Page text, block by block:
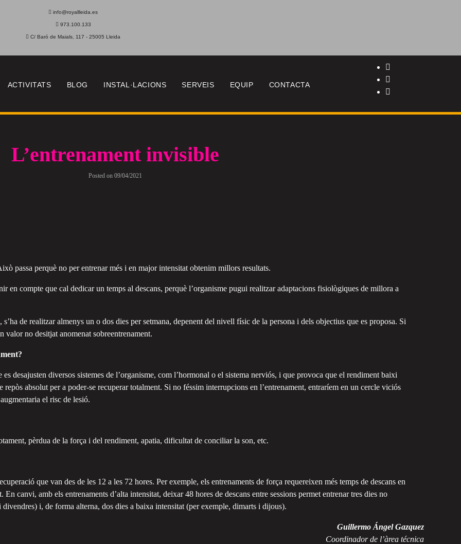
info@royallleida.es
973.100.133
C/ Baró de Maials, 117 - 25005 Lleida
ACTIVITATS BLOG INSTAL·LACIONS SERVEIS EQUIP CONTACTA
L’entrenament invisible
Posted on 09/04/2021
passa perquè no per entrenar més i en major intensitat obtenim millors resultats.
en compte que cal dedicar un temps al descans, perquè l’organisme pugui realitzar adaptacions fisiològiques de millora a
de realitzar almenys un o dos dies per setmana, depenent del nivell físic de la persona i dels objectius que es proposa. Si
valor no desitjat anomenat sobreentrenament.
desajusten diversos sistemes de l’organisme, com l’hormonal o el sistema nerviós, i que provoca que el rendiment baixi
absolut per a poder-se recuperar totalment. Si no féssim interrupcions en l’entrenament, entraríem en un cercle viciós
el risc de lesió.
pèrdua de la força i del rendiment, apatia, dificultat de conciliar la son, etc.
que van des de les 12 a les 72 hores. Per exemple, els entrenaments de força requereixen més temps de descans en
canvi, amb els entrenaments d’alta intensitat, deixar 48 hores de descans entre sessions permet entrenar tres dies no
i, de forma alterna, dos dies a baixa intensitat (per exemple, dimarts i dijous).
Guillermo Ángel Gazquez
Coordinador de l’àrea técnica